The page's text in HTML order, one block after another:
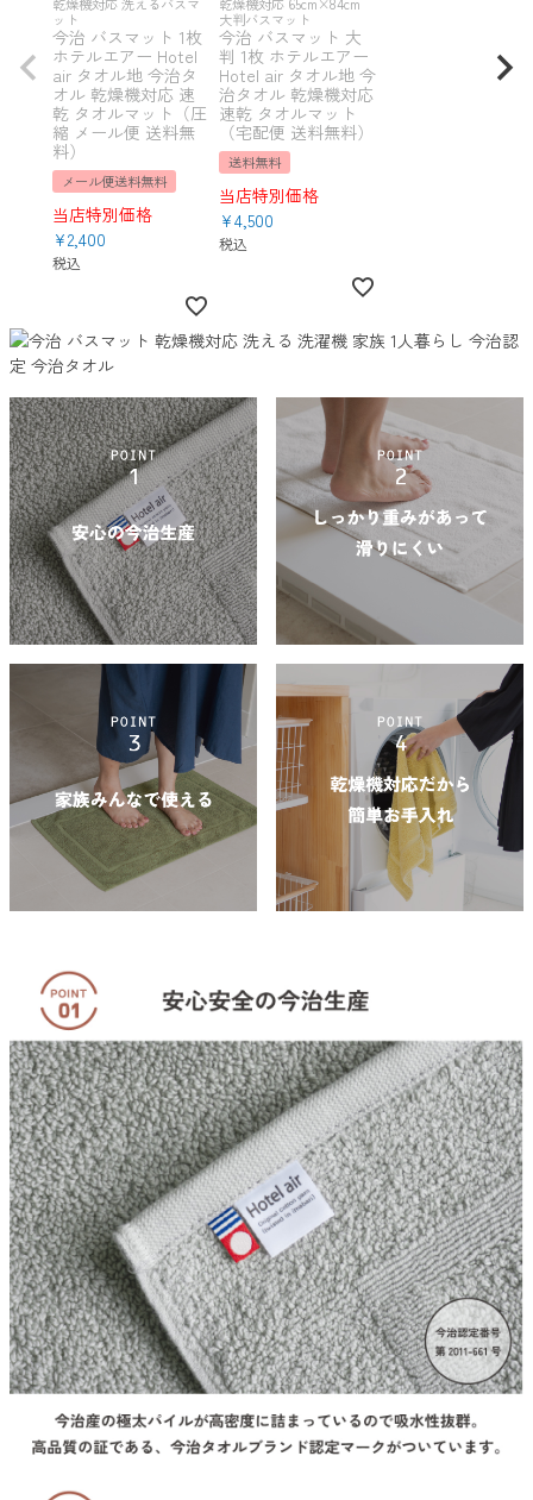
乾燥機対応 洗えるバスマ
ット
今治 バスマット 1枚
ホテルエアー Hotel
air タオル地 今治タ
オル 乾燥機対応 速
乾 タオルマット（圧
縮 メール便 送料無
料）
メール便送料無料
当店特別価格
¥2,400
税込
乾燥機対応 65cm×84cm
大判バスマット
今治 バスマット 大
判 1枚 ホテルエアー
Hotel air タオル地 今
治タオル 乾燥機対応
速乾 タオルマット
（宅配便 送料無料）
送料無料
当店特別価格
¥4,500
税込